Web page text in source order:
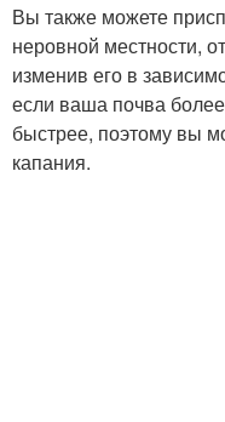
Вы также можете
неровной местности,
изменив его в
если ваша почва
быстрее, поэтому вы
капания.